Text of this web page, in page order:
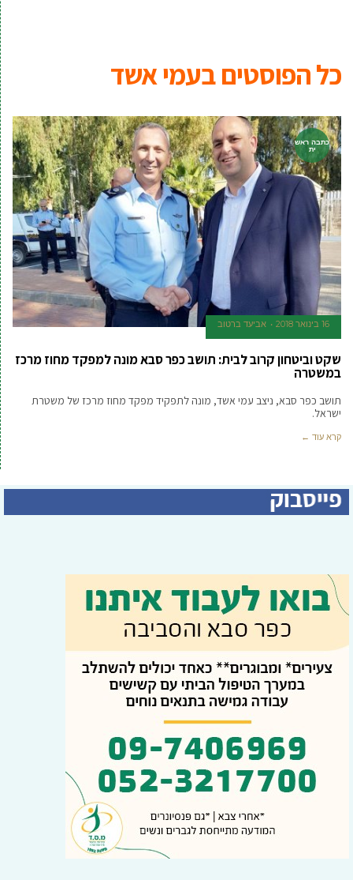
כל הפוסטים בעמי אשד
כתבה ראש
ית
16 בינואר 2018 אביעד ברטוב
שקט וביטחון קרוב לבית: תושב כפר סבא מונה למפקד מחוז מרכז
במשטרה
תושב כפר סבא, ניצב עמי אשד, מונה לתפקיד מפקד מחוז מרכז של משטרת
ישראל.
קרא עוד ←